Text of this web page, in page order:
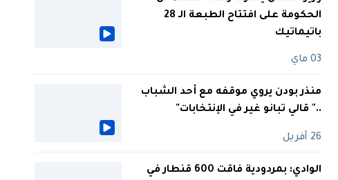
الحكومة على افتتاح الطبعة الـ 28
باتيماتيك
03 ماي
منذر بودن يروي موقفه مع أحد الشباب
.." قالي تبانو غير في الإنتخابات"
26 أفريل
الوادي: بمردودية فاقت 600 قنطار في